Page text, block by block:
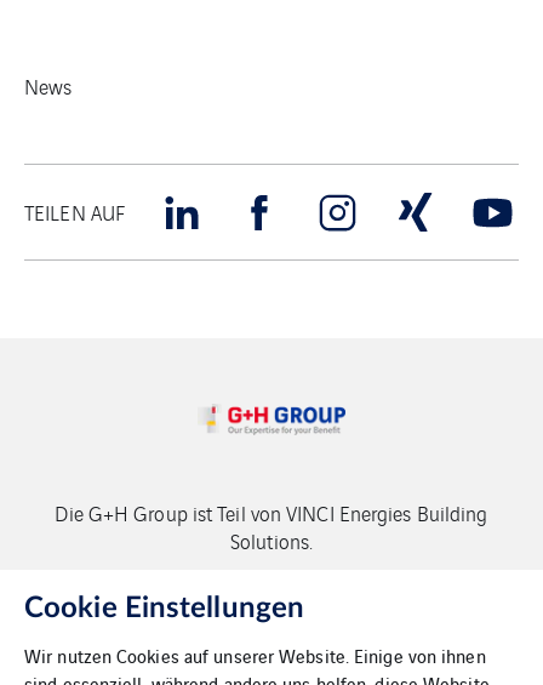
News
TEILEN AUF
Die G+H Group ist Teil von VINCI Energies Building
Solutions.
Copyright G+H Group
Cookie Einstellungen
Wir nutzen Cookies auf unserer Website. Einige von ihnen